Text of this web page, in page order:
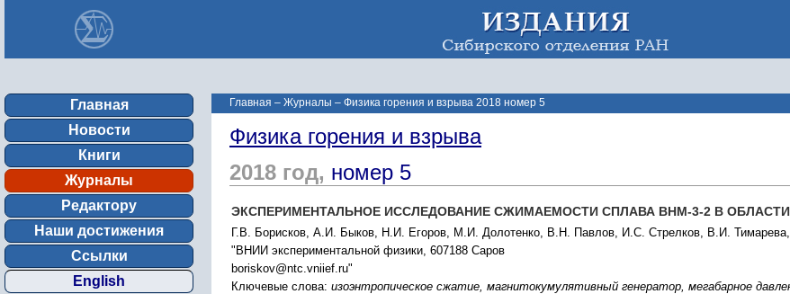
Главная
Новости
Книги
Журналы
Редактору
Наши достижения
Ссылки
English
Главная – Журналы – Физика горения и взрыва 2018 номер 5
Физика горения и взрыва
2018 год, номер 5
ЭКСПЕРИМЕНТАЛЬНОЕ ИССЛЕДОВАНИЕ СЖИМАЕМОСТИ СПЛАВА ВНМ-3-2 В
Г.В. Борисков, А.И. Быков, Н.И. Егоров, М.И. Долотенко, В.Н. Павлов, И.С. Стрелков, В.И.
"ВНИИ экспериментальной физики, 607188 Саров
boriskov@ntc.vniief.ru"
Ключевые слова: изоэнтропическое сжатие, магнитокумулятивный генератор, мегабарное